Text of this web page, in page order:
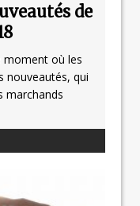
de
moment où les
nouveautés, qui
marchands